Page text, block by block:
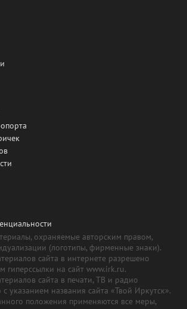
охраняемые авторским правом,
(логотипы, фирменные знаки).
сайта в интернете разрешено
гиперссылки на сайт www.irk.ru.
сайта в печати, ТВ и радио
указанием названия сайта «Твой Иркутск».
положения применяются все меры,